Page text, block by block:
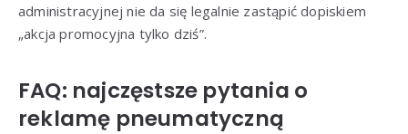
administracyjnej nie da się legalnie zastąpić dopiskiem
„akcja promocyjna tylko dziś”.
FAQ: najczęstsze pytania o
reklamę pneumatyczną